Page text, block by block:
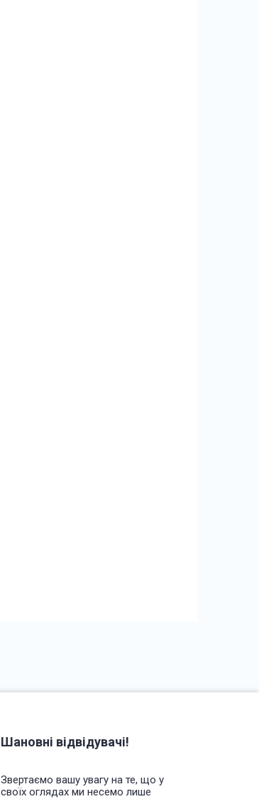
Шановні відвідувачі!
Звертаємо вашу увагу на те, що у
своїх оглядах ми несемо лише